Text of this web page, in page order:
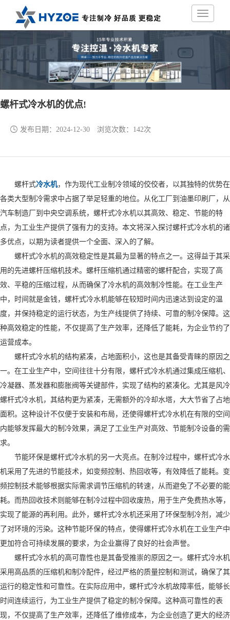
螺杆式冷水机的优点!
发布日期： 2024-12-30 浏览次数： 142次
螺杆式冷水机，作为现代工业制冷领域的佼佼者，以其独特的优势在
各类大型制冷需求中占据了举足轻重的地位。从化工厂到油墨印刷厂，从
汽车制造厂到中央空调系统，螺杆式冷水机以其高效、稳定、节能的特
点，为工业生产提供了强有力的支持。本文将深入探讨螺杆式冷水机的诸
多优点，以期为读者提供一个全面、深入的了解。
螺杆式冷水机的高效稳定性是其最为显著的特点之一。这得益于其采
用的先进螺杆压缩机技术。螺杆压缩机通过精密的螺杆配合，实现了高
效、平稳的压缩过程，从而确保了冷水机的高效制冷性能。在工业生产
中，时间就是金钱，螺杆式冷水机能够在较短时间内迅速达到设定的温
度，并保持稳定的运行状态，为生产线提供了持续、可靠的制冷保障。这
种高效稳定的性能，不仅提高了生产效率，还降低了能耗，为企业节约了
运营成本。
螺杆式冷水机的结构紧凑，占地面积小，这也是其备受青睐的原因之
一。在工业生产中，空间往往十分有限，螺杆式冷水机通过集成压缩机、
冷凝器、蒸发器和膨胀阀等关键部件，实现了结构的紧凑化。尤其是风冷
螺杆式冷水机，其结构更为紧凑，无需额外的冷却水塔，大大节省了占地
面积。这种设计不仅便于安装和布局，还使得螺杆式冷水机在有限的空间
内能够发挥最大的制冷效果，满足了工业生产对高效、节能制冷设备的需
求。
节能环保是螺杆式冷水机的另一大亮点。在制冷过程中，螺杆式冷水
机采用了先进的节能技术，如变频控制、热回收等，有效降低了能耗。变
频控制技术能够根据实际需求调节压缩机的转速，从而避免了不必要的能
耗。而热回收技术则能够在制冷过程中回收废热，用于生产免费热水等，
实现了能源的再利用。此外，螺杆式冷水机还采用了环保型制冷剂，减少
了对环境的污染。这种节能环保的特点，使得螺杆式冷水机在工业生产中
更加符合可持续发展的要求，为企业赢得了良好的社会声誉。
螺杆式冷水机的高可靠性也是其备受推崇的原因之一。螺杆式冷水机
采用高品质的压缩机和制冷配件，经过严格的质量控制和测试，确保了其
运行的稳定性和可靠性。在实际应用中，螺杆式冷水机故障率低，能够长
时间连续运行，为工业生产提供了稳定的制冷保障。这种高可靠性的表
现，不仅提高了生产效率，还降低了维修成本，为企业创造了更大的经济